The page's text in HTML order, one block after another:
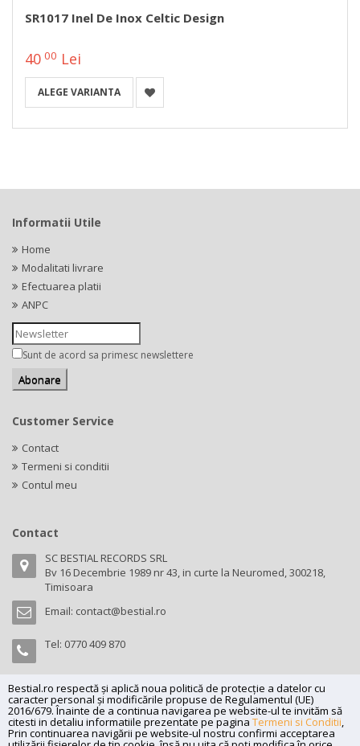
SR1017 Inel De Inox Celtic Design
40 00 Lei
ALEGE VARIANTA
Bestial.ro respectă și aplică noua politică de protecție a datelor cu
caracter personal și modificările propuse de Regulamentul (UE)
2016/679. Înainte de a continua navigarea pe website-ul te invităm să
citesti in detaliu informatiile prezentate pe pagina Termeni si Conditii,
Prin continuarea navigării pe website-ul nostru confirmi acceptarea
Informatii Utile
Home
Modalitati livrare
Efectuarea platii
ANPC
Sunt de acord sa primesc newslettere
Customer Service
Contact
Termeni si conditii
Contul meu
Contact
SC BESTIAL RECORDS SRL
Bv 16 Decembrie 1989 nr 43, in curte la Neuromed, 300218,
Timisoara
Email: contact@bestial.ro
Tel: 0770 409 870
Copyright (C) 2026bestial.ro -All rights reserved.
SC BESTIAL RECORDS SRL, Nr. R.C.: J35/345/2005, C.U.I.: RO17197870,